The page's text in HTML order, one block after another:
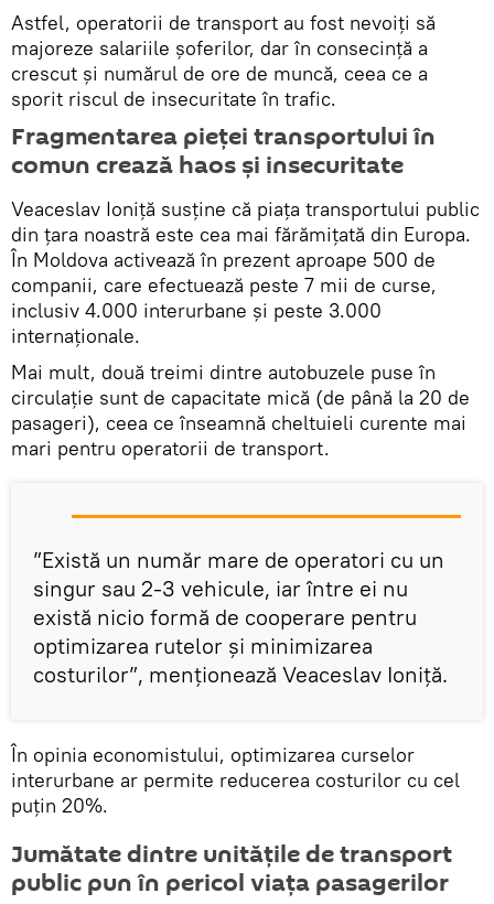
Astfel, operatorii de transport au fost nevoiți să
majoreze salariile șoferilor, dar în consecință a
crescut și numărul de ore de muncă, ceea ce a
sporit riscul de insecuritate în trafic.
Fragmentarea pieței transportului în
comun crează haos și insecuritate
Veaceslav Ioniță susține că piața transportului public
din țara noastră este cea mai fărămițată din Europa.
În Moldova activează în prezent aproape 500 de
companii, care efectuează peste 7 mii de curse,
inclusiv 4.000 interurbane și peste 3.000
internaționale.
Mai mult, două treimi dintre autobuzele puse în
circulație sunt de capacitate mică (de până la 20 de
pasageri), ceea ce înseamnă cheltuieli curente mai
mari pentru operatorii de transport.
”Există un număr mare de operatori cu un
singur sau 2-3 vehicule, iar între ei nu
există nicio formă de cooperare pentru
optimizarea rutelor și minimizarea
costurilor”, menționează Veaceslav Ioniță.
În opinia economistului, optimizarea curselor
interurbane ar permite reducerea costurilor cu cel
puțin 20%.
Jumătate dintre unitățile de transport
public pun în pericol viața pasagerilor